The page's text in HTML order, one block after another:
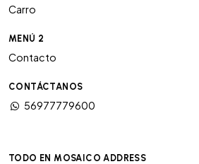
Carro
MENÚ 2
Contacto
CONTÁCTANOS
56977779600
TODO EN MOSAICO ADDRESS